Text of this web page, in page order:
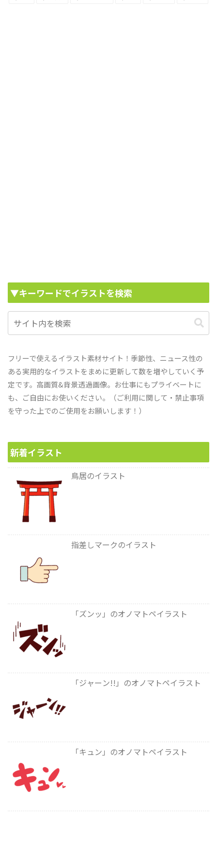
▼キーワードでイラストを検索
フリーで使えるイラスト素材サイト！季節性、ニュース性の
ある実用的なイラストをまめに更新して数を増やしていく予
定です。高画質&背景透過画像。お仕事にもプライベートに
も、ご自由にお使いください。（ご利用に関して・禁止事項
を守った上でのご使用をお願いします！）
新着イラスト
鳥居のイラスト
指差しマークのイラスト
「ズンッ」のオノマトペイラスト
「ジャーン!!」のオノマトペイラスト
「キュン」のオノマトペイラスト